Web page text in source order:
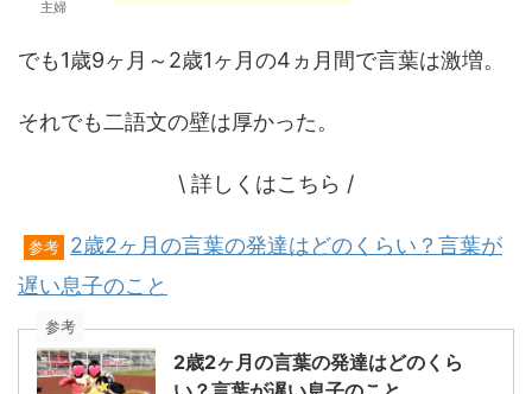
主婦
でも1歳9ヶ月～2歳1ヶ月の4ヵ月間で言葉は激増。
それでも二語文の壁は厚かった。
\ 詳しくはこちら /
参考
2歳2ヶ月の言葉の発達はどのくらい？言葉が
遅い息子のこと
参考
2歳2ヶ月の言葉の発達はどのくら